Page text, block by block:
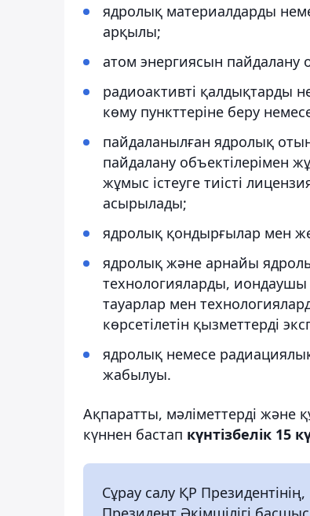
ядролық материалдарды
арқылы;
атом энергиясын пайдалану
радиоактивті қалдықтарды
көму пункттеріне беру
пайдаланылған ядролық
пайдалану объектілерімен
жұмыс істеуге тиісті
асырылады;
ядролық қондырғылар мен
ядролық және арнайы
технологияларды, иондаушы
тауарлар мен
көрсетілетін қызметтерді
ядролық немесе
жабылуы.
Ақпаратты, мәліметтерді және
күннен бастап күнтізбелік 15
Сұрау салу ҚР